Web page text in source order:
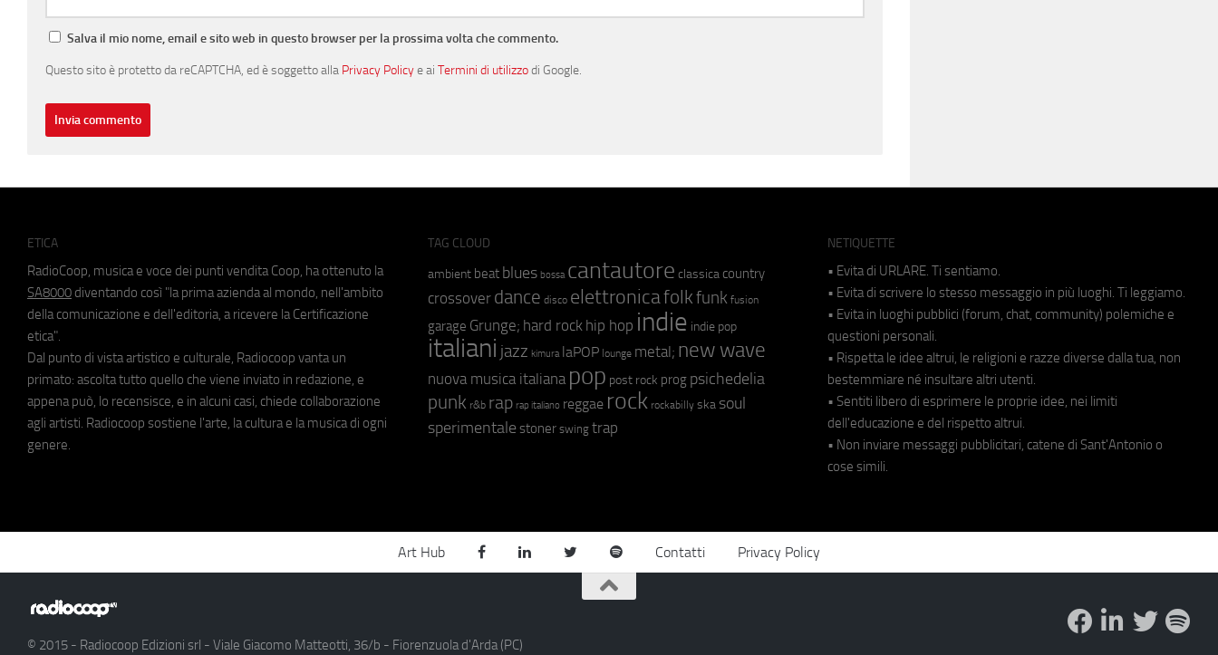
Salva il mio nome, email e sito web in questo browser per la prossima volta che commento.
Questo sito è protetto da reCAPTCHA, ed è soggetto alla Privacy Policye ai Termini di utilizzodi Google.
ETICA
RadioCoop, musica e voce dei punti vendita Coop, ha ottenuto la
SA8000 diventando così "la prima azienda al mondo, nell'ambito
della comunicazione e dell'editoria, a ricevere la Certificazione
etica".
Dal punto di vista artistico e culturale, Radiocoop vanta un
primato: ascolta tutto quello che viene inviato in redazione, e
appena può, lo recensisce, e in alcuni casi, chiede collaborazione
agli artisti. Radiocoop sostiene l'arte, la cultura e la musica di ogni
genere.
TAG CLOUD
ambient beat blues bossa cantautore classica country
crossover dance disco elettronicafolkfunk fusion
garage Grunge; hard rock hip hop indie indie pop
italiani jazz kimura laPOP lounge metal; new wave
nuova musica italiana pop post rock prog psichedelia
punk r&b rap rap italiano reggae rock rockabilly ska soul
sperimentale stoner swing trap
NETIQUETTE
• Evita di URLARE. Ti sentiamo.
• Evita di scrivere lo stesso messaggio in più luoghi. Ti leggiamo.
• Evita in luoghi pubblici (forum, chat, community) polemiche e
questioni personali.
• Rispetta le idee altrui, le religioni e razze diverse dalla tua, non
bestemmiare né insultare altri utenti.
• Sentiti libero di esprimere le proprie idee, nei limiti
dell'educazione e del rispetto altrui.
• Non inviare messaggi pubblicitari, catene di Sant'Antonio o
cose simili.
Art Hub Contatti Privacy Policy
© 2015 - Radiocoop Edizioni srl - Viale Giacomo Matteotti, 36/b - Fiorenzuola d'Arda (PC)